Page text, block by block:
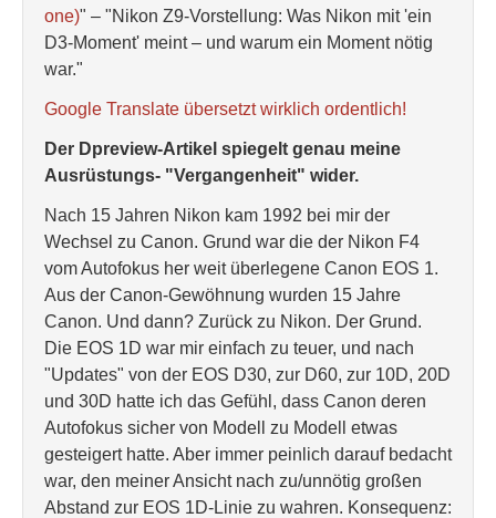
one)" – "Nikon Z9-Vorstellung: Was Nikon mit 'ein
D3-Moment' meint – und warum ein Moment nötig
war."
Google Translate übersetzt wirklich ordentlich!
Der Dpreview-Artikel spiegelt genau meine
Ausrüstungs- "Vergangenheit" wider.
Nach 15 Jahren Nikon kam 1992 bei mir der
Wechsel zu Canon. Grund war die der Nikon F4
vom Autofokus her weit überlegene Canon EOS 1.
Aus der Canon-Gewöhnung wurden 15 Jahre
Canon. Und dann? Zurück zu Nikon. Der Grund.
Die EOS 1D war mir einfach zu teuer, und nach
"Updates" von der EOS D30, zur D60, zur 10D, 20D
und 30D hatte ich das Gefühl, dass Canon deren
Autofokus sicher von Modell zu Modell etwas
gesteigert hatte. Aber immer peinlich darauf bedacht
war, den meiner Ansicht nach zu/unnötig großen
Abstand zur EOS 1D-Linie zu wahren. Konsequenz: